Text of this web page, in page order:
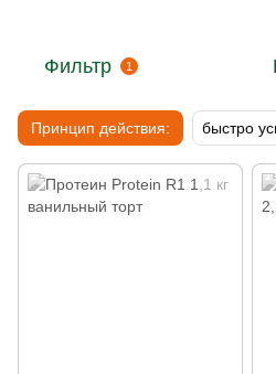
Фильтр 1
Принцип действия: быстро